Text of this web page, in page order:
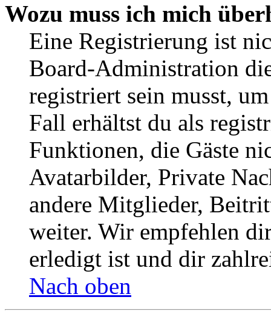
Wozu muss ich mich
Eine Registrierung ist
Board-Administration
registriert sein musst,
Fall erhältst du als
Funktionen, die Gäste
Avatarbilder, Private
andere Mitglieder,
weiter. Wir empfehlen
erledigt ist und dir
Nach oben